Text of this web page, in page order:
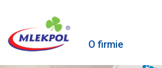
O firmie